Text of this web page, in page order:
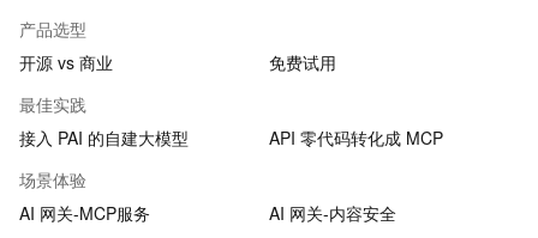
产品选型
开源 vs 商业
免费试用
最佳实践
接入 PAI 的自建大模型
API 零代码转化成 MCP
场景体验
AI 网关-MCP服务
AI 网关-内容安全